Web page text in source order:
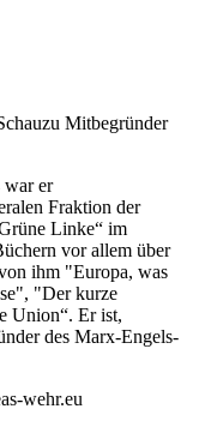
Mitbegründer
war er
Fraktion der
Linke“ im
vor allem über
ihm "Europa, was
"Der kurze
Union“. Er ist,
des Marx-Engels-
wehr.eu